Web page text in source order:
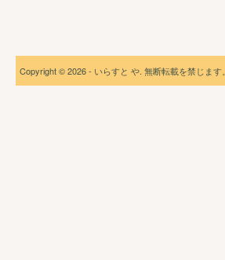
Copyright © 2026 - いらすと や. 無断転載を禁じます。